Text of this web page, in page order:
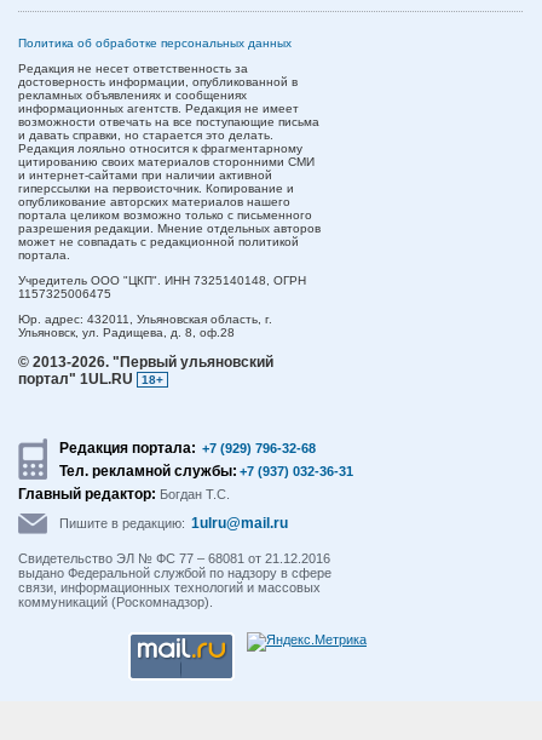
Политика об обработке персональных данных
Редакция не несет ответственность за
достоверность информации, опубликованной в
рекламных объявлениях и сообщениях
информационных агентств. Редакция не имеет
возможности отвечать на все поступающие письма
и давать справки, но старается это делать.
Редакция лояльно относится к фрагментарному
цитированию своих материалов сторонними СМИ
и интернет-сайтами при наличии активной
гиперссылки на первоисточник. Копирование и
опубликование авторских материалов нашего
портала целиком возможно только с письменного
разрешения редакции. Мнение отдельных авторов
может не совпадать с редакционной политикой
портала.
Учредитель ООО "ЦКП". ИНН 7325140148, ОГРН
1157325006475
Юр. адрес: 432011, Ульяновская область, г.
Ульяновск, ул. Радищева, д. 8, оф.28
© 2013-2026. "Первый ульяновский
портал" 1UL.RU
18+
Редакция портала: +7 (929) 796-32-68
Тел. рекламной службы: +7 (937) 032-36-31
Главный редактор: Богдан Т.С.
Пишите в редакцию: 1ulru@mail.ru
Свидетельство ЭЛ № ФС 77 – 68081 от 21.12.2016
выдано Федеральной службой по надзору в сфере
связи, информационных технологий и массовых
коммуникаций (Роскомнадзор).